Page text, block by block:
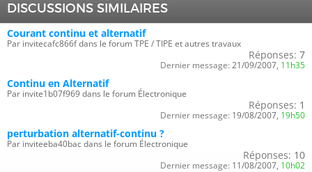
DISCUSSIONS SIMILAIRES
Courant continu et alternatif
Par invitecafc866f dans le forum TPE / TIPE et autres travaux
Réponses: 7
Dernier message: 21/09/2007, 11h35
Continu en Alternatif
Par invite1b07f969 dans le forum Électronique
Réponses: 1
Dernier message: 19/08/2007, 19h50
perturbation alternatif-continu ?
Par inviteeba40bac dans le forum Électronique
Réponses: 10
Dernier message: 11/08/2007, 10h02